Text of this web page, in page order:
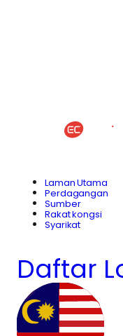
Laman Utama
Perdagangan
Sumber
Rakat kongsi
Syarikat
Daftar